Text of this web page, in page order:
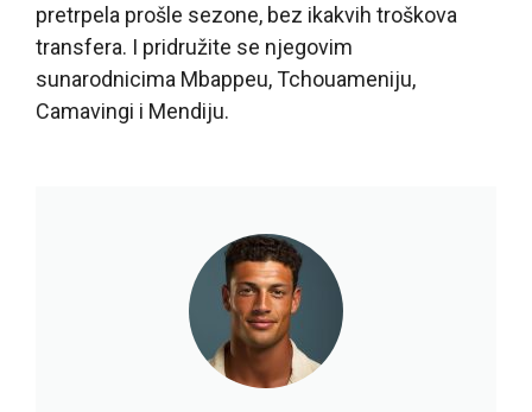
pretrpela prošle sezone, bez ikakvih troškova
transfera. I pridružite se njegovim
sunarodnicima Mbappeu, Tchouameniju,
Camavingi i Mendiju.